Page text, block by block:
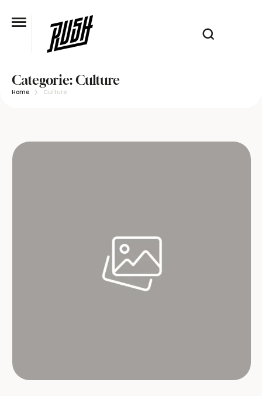
Categorie:Culture
Home Culture